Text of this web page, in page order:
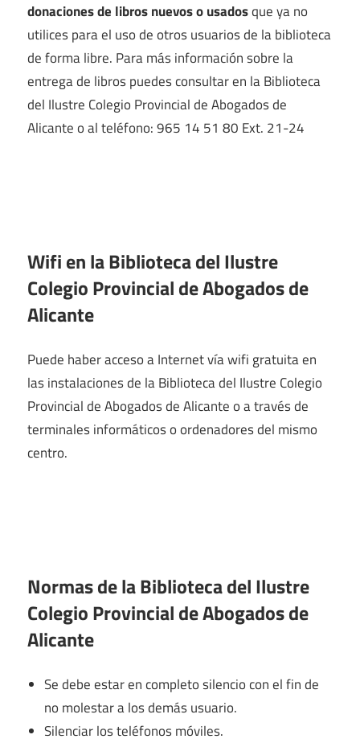
donaciones de libros nuevos o usadosque ya no
utilices para el uso de otros usuarios de la biblioteca
de forma libre. Para más información sobre la
entrega de libros puedes consultar en la Biblioteca
del Ilustre Colegio Provincial de Abogados de
Alicante o al teléfono: 965 14 51 80 Ext. 21-24
Wifi en laBiblioteca del Ilustre
Colegio Provincial de Abogados de
Alicante
Puede haber acceso a Internet vía wifi gratuita en
las instalaciones de la Biblioteca del Ilustre Colegio
Provincial de Abogados de Alicante o a través de
terminales informáticos o ordenadores del mismo
centro.
Normas de la Biblioteca del Ilustre
Colegio Provincial de Abogados de
Alicante
Se debe estar en completo silencio con el fin de
no molestar a los demás usuario.
Silenciar los teléfonos móviles.